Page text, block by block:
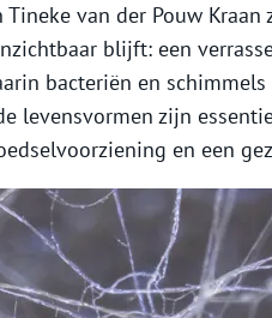
van der Pouw
blijft: een
bacteriën en
levensvormen zijn
en een